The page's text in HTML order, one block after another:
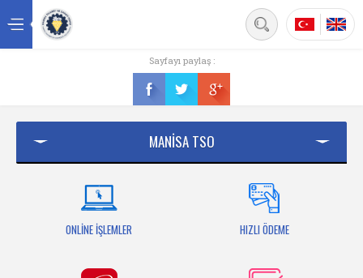
Üyelik
Sayfayı paylaş :
MANİSA TSO
ONLİNE İŞLEMLER HIZLI ÖDEME